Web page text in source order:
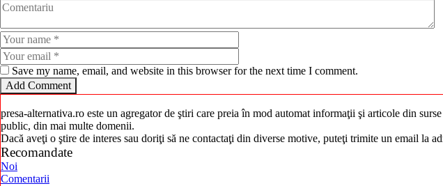
Save my name, email, and website in this browser for the next time I comment.
presa-alternativa.ro este un agregator de ştiri care preia în mod automat informaţii şi articole din
public, din mai multe domenii.
Dacă aveţi o ştire de interes sau doriţi să ne contactaţi din diverse motive, puteţi trimite un email la
Recomandate
Noi
Comentarii